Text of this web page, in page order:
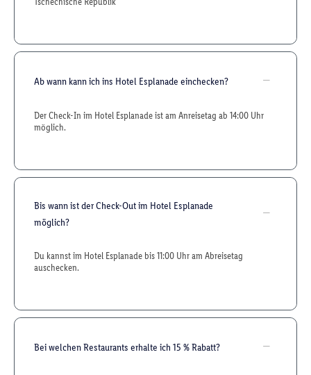
Ab wann kann ich ins Hotel Esplanade einchecken?
Der Check-In im Hotel Esplanade ist am Anreisetag ab 14:00 Uhr
möglich.
Bis wann ist der Check-Out im Hotel Esplanade
möglich?
Du kannst im Hotel Esplanade bis 11:00 Uhr am Abreisetag
auschecken.
Bei welchen Restaurants erhalte ich 15 % Rabatt?